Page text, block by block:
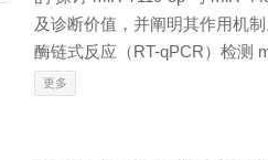
及诊断价值，并阐明其作用机
酶链式反应（RT-qPCR）检测
更多